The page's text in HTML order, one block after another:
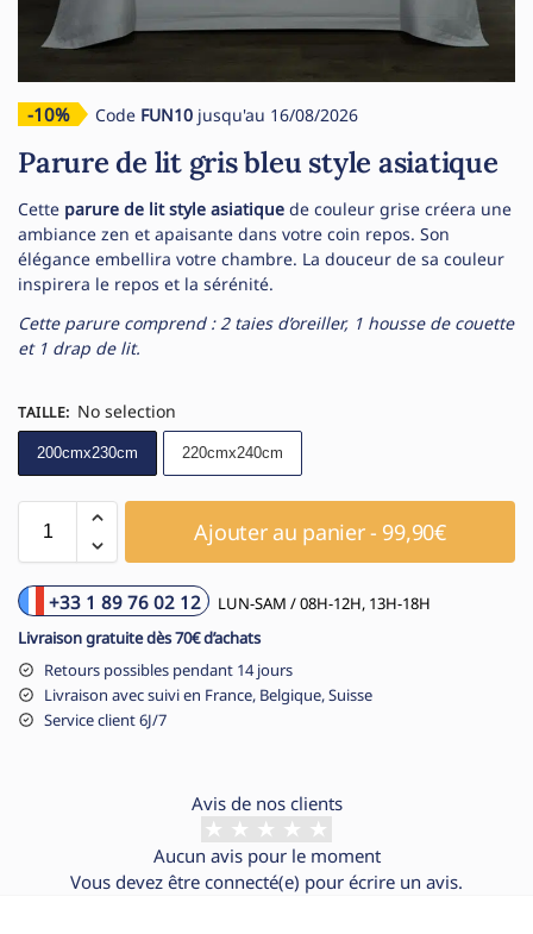
-10% Code FUN10 jusqu'au 16/08/2026
Parure de lit gris bleu style asiatique
Cette parure de lit style asiatique de couleur grise créera une
ambiance zen et apaisante dans votre coin repos. Son
élégance embellira votre chambre. La douceur de sa couleur
inspirera le repos et la sérénité.
Cette parure comprend : 2 taies d’oreiller, 1 housse de couette
et 1 drap de lit.
TAILLE: No selection
200cmx230cm 220cmx240cm
Ajouter au panier - 99,90€
+33 1 89 76 02 12
LUN-SAM / 08H-12H, 13H-18H
Livraison gratuite dès 70€ d’achats
Retours possibles pendant 14 jours
Livraison avec suivi en France, Belgique, Suisse
Service client 6J/7
Avis de nos clients
Aucun avis pour le moment
Vous devez être connecté(e) pour écrire un avis.